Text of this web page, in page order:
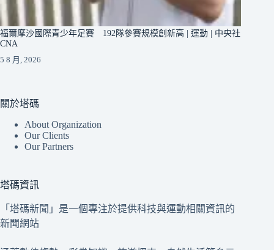
福爾摩沙國際青少年足賽 192隊參賽規模創新高 | 運動 | 中央社
CNA
5 8 月, 2026
關於塔碼
About Organization
Our Clients
Our Partners
塔碼資訊
「塔碼新聞」是一個專注於提供科技與運動相關資訊的
新聞網站